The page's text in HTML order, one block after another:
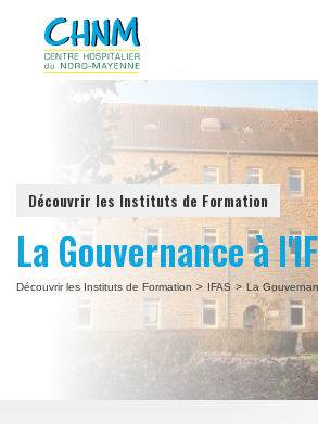
Découvrir les Instituts de Formation
La Gouvernance à
Découvrir les Instituts de Formation > IFAS > La